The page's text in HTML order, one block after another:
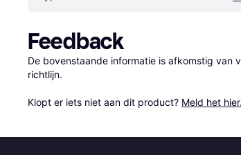
Feedback
De bovenstaande informatie is afkomstig van
richtlijn.
Klopt er iets niet aan dit product? Meld het hier.